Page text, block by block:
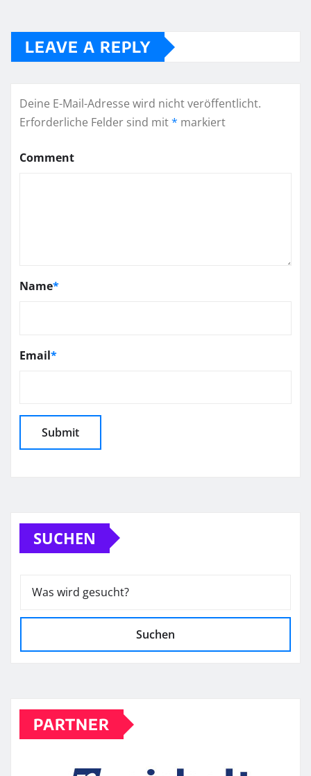
LEAVE A REPLY
Deine E-Mail-Adresse wird nicht veröffentlicht.
Erforderliche Felder sind mit* markiert
Comment
Name*
Email*
SUCHEN
Suchen
PARTNER